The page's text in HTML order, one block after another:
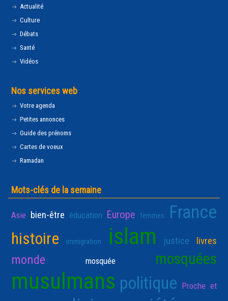
Actualité
Culture
Débats
Santé
Vidéos
Nos services web
Votre agenda
Petites annonces
Guide des prénoms
Cartes de voeux
Ramadan
Mots-clés de la semaine
Asie bien-être éducation Europe femmes France
histoire immigration islam justice livres
monde mosquée mosquées
musulmans politique Proche et